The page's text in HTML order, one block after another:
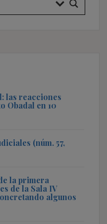
las reacciones
Obadal en 10
(núm. 57,
la primera
de la Sala IV
algunos